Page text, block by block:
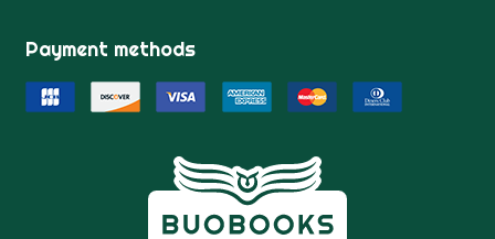
Payment methods